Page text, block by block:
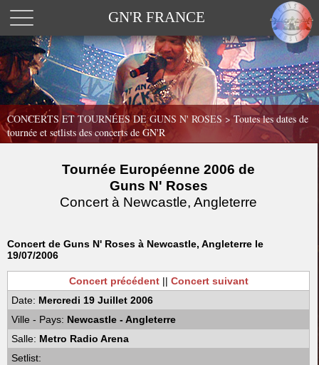
GN'R FRANCE
CONCERTS ET TOURNÉES DE GUNS N' ROSES > Toutes les dates de
tournée et setlists des concerts de GN'R
Tournée Européenne 2006 de
Guns N' Roses
Concert à Newcastle, Angleterre
Concert de Guns N' Roses à Newcastle, Angleterre le
19/07/2006
Concert précédent|| Concert suivant
Date: Mercredi 19 Juillet 2006
Ville - Pays: Newcastle - Angleterre
Salle: Metro Radio Arena
Setlist: